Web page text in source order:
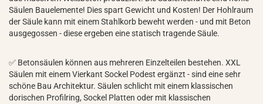
Säulen Bauelemente! Dies spart Gewicht und Kosten! Der Hohlraum
der Säule kann mit einem Stahlkorb beweht werden - und mit Beton
ausgegossen - diese ergeben eine statisch tragende Säule.
✅ Betonsäulen können aus mehreren Einzelteilen bestehen. XXL
Säulen mit einem Vierkant Sockel Podest ergänzt - sind eine sehr
schöne Bau Architektur. Säulen schlicht mit einem klassischen
dorischen Profilring, Sockel Platten oder mit klassischen